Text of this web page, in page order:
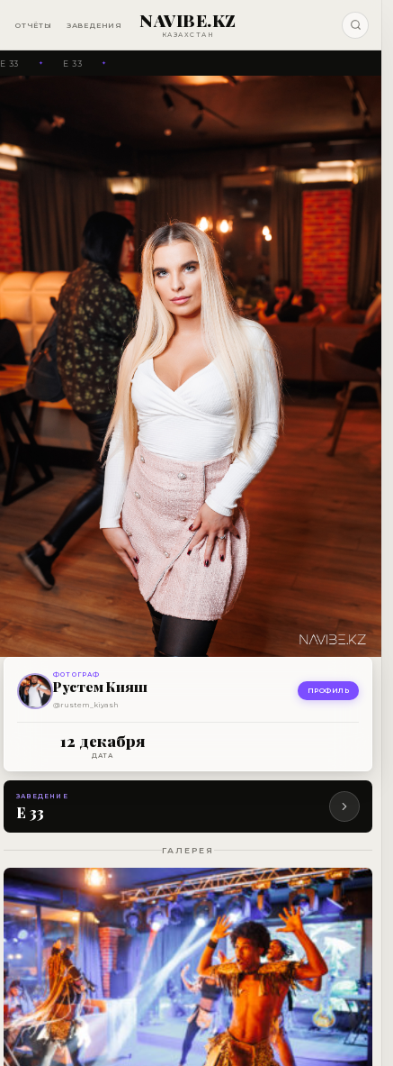
ОТЧЁТЫ ЗАВЕДЕНИЯ NAVIBE.KZ
КАЗАХСТАН
E 33 ✦ E 33 ✦
ЗАВЕДЕНИЕ
E 33
ФОТОГРАФ
Рустем Кияш
@rustem_kiyash
ПРОФИЛЬ
12 декабря
ДАТА
ЗАВЕДЕНИЕ
E 33
ГАЛЕРЕЯ